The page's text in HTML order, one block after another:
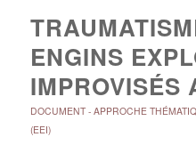
ENGINS
IMPROVISÉS
DOCUMENT- APPROCHE
(EEI)